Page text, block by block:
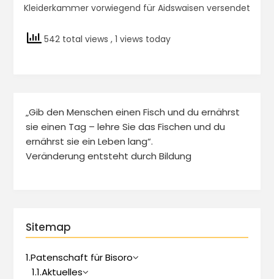
Kleiderkammer vorwiegend für Aidswaisen versendet
542 total views , 1 views today
„Gib den Menschen einen Fisch und du ernährst
sie einen Tag – lehre Sie das Fischen und du
ernährst sie ein Leben lang“.
Veränderung entsteht durch Bildung
Sitemap
1.Patenschaft für Bisoro
1.1.Aktuelles